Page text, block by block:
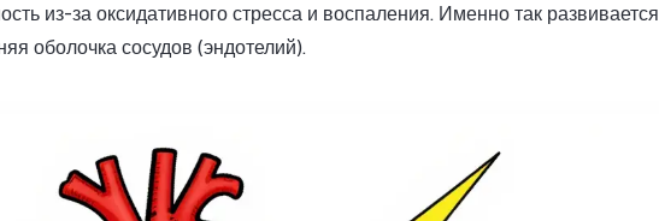
из-за оксидативного стресса и воспаления. Именно так развивается
оболочка сосудов (эндотелий).